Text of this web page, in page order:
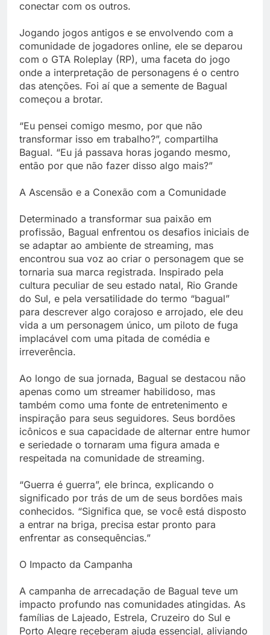
conectar com os outros.
Jogando jogos antigos e se envolvendo com a
comunidade de jogadores online, ele se deparou
com o GTA Roleplay (RP), uma faceta do jogo
onde a interpretação de personagens é o centro
das atenções. Foi aí que a semente de Bagual
começou a brotar.
“Eu pensei comigo mesmo, por que não
transformar isso em trabalho?”, compartilha
Bagual. “Eu já passava horas jogando mesmo,
então por que não fazer disso algo mais?”
A Ascensão e a Conexão com a Comunidade
Determinado a transformar sua paixão em
profissão, Bagual enfrentou os desafios iniciais de
se adaptar ao ambiente de streaming, mas
encontrou sua voz ao criar o personagem que se
tornaria sua marca registrada. Inspirado pela
cultura peculiar de seu estado natal, Rio Grande
do Sul, e pela versatilidade do termo “bagual”
para descrever algo corajoso e arrojado, ele deu
vida a um personagem único, um piloto de fuga
implacável com uma pitada de comédia e
irreverência.
Ao longo de sua jornada, Bagual se destacou não
apenas como um streamer habilidoso, mas
também como uma fonte de entretenimento e
inspiração para seus seguidores. Seus bordões
icônicos e sua capacidade de alternar entre humor
e seriedade o tornaram uma figura amada e
respeitada na comunidade de streaming.
“Guerra é guerra”, ele brinca, explicando o
significado por trás de um de seus bordões mais
conhecidos. “Significa que, se você está disposto
a entrar na briga, precisa estar pronto para
enfrentar as consequências.”
O Impacto da Campanha
A campanha de arrecadação de Bagual teve um
impacto profundo nas comunidades atingidas. As
famílias de Lajeado, Estrela, Cruzeiro do Sul e
Porto Alegre receberam ajuda essencial, aliviando